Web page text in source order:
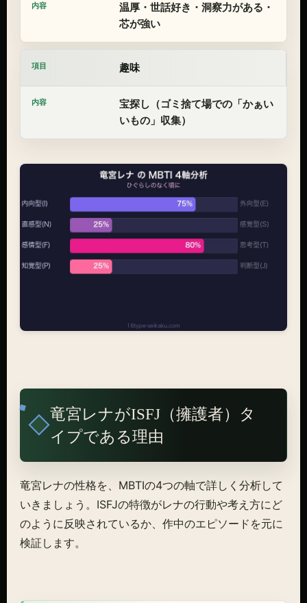
温厚・世話好き・洞察力がある・
芯が強い
趣味
宝探し（ゴミ捨て場での「かぁい
いもの」収集）
竜宮レナがISFJ（擁護者）タ
イプである理由
竜宮レナの性格を、MBTIの4つの軸で詳しく分析して
いきましょう。ISFJの特徴がレナの行動や考え方にど
のように反映されているか、作中のエピソードを元に
検証します。